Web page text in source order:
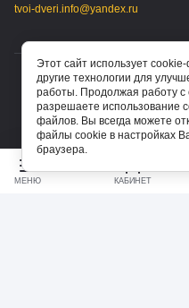
tvoi-dveri.info@yandex.ru
© 2015 - 2026 ТВОИ
МЕНЮ КАБИНЕТ
Этот сайт использует
другие технологии для
работы. Продолжая работу с
разрешаете использование
файлов. Вы всегда можете
файлы cookie в настройках
браузера.